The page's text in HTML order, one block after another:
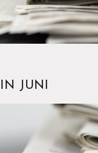
JUNI